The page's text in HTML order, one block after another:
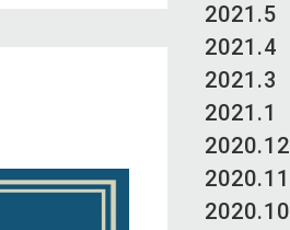
2021.5
2021.4
2021.3
2021.1
2020.12
2020.11
2020.10